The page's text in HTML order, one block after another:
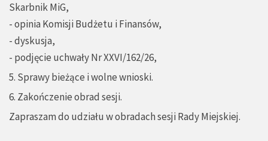
Skarbnik MiG,
- opinia Komisji Budżetu i Finansów,
- dyskusja,
- podjęcie uchwały Nr XXVI/162/26,
5. Sprawy bieżące i wolne wnioski.
6. Zakończenie obrad sesji.
Zapraszam do udziału w obradach sesji Rady Miejskiej.